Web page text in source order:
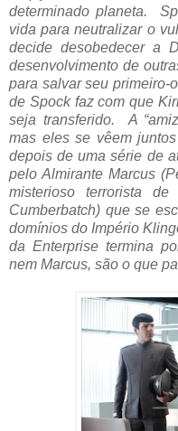
determinado planeta.
vida para neutralizar o
decide desobedecer a
desenvolvimento de
para salvar seu primeiro-
de Spock faz com que
seja transferido. A
mas eles se vêem
depois de uma série de
pelo Almirante Marcus
misterioso terrorista
Cumberbatch) que se
domínios do Império
da Enterprise termina
nem Marcus, são o que